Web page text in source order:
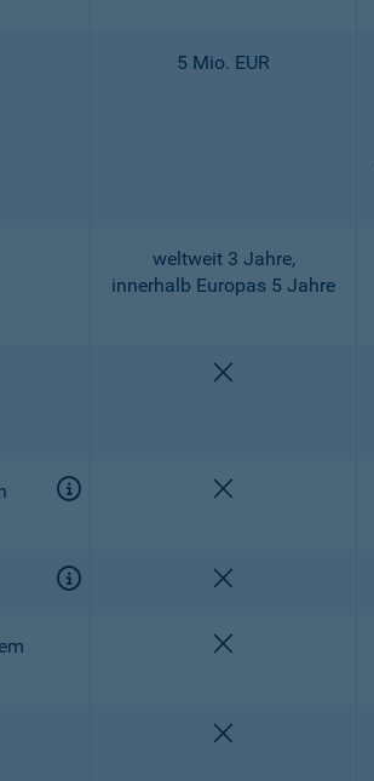
5 Mio. EUR
weltweit 3 Jahre,
innerhalb Europas 5 Jahre